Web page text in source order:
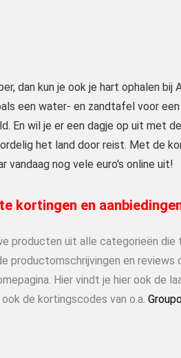
dan kun je ook je hart ophalen
een water- en zandtafel voor
En wil je er een dagje op uit met
het land door reist. Met de
vandaag nog vele euro's online uit!
kortingen en
producten uit alle categorieën
productomschrijvingen en
Hier vindt je hier ook de
de kortingscodes van o.a.